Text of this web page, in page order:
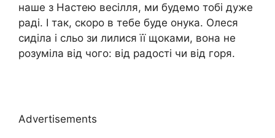
наше з Настею весілля, ми будемо тобі дуже
раді. І так, скоро в тебе буде онука. Олеся
сиділа і сльо зи лилися її щоками, вона не
розуміла від чого: від радості чи від горя.
Advertisements